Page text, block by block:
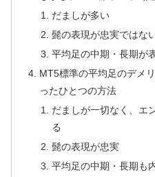
だましが多い
髭の表現が忠実ではな
平均足の中期・長期が
MT5標準の平均足のデメ
ったひとつの方法
だましが一切なく、エ
る
髭の表現が忠実
平均足の中期・長期も